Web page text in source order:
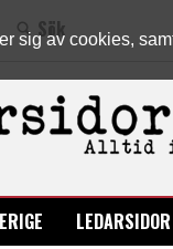
sig av cookies,
Sök
LEDARSIDOR